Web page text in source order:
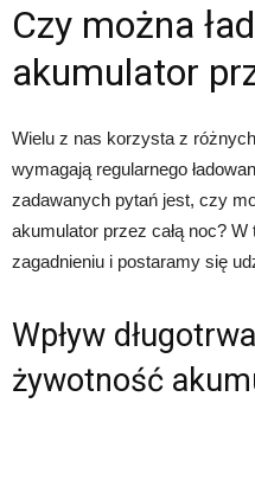
Czy można
akumulator
Wielu z nas korzysta z
wymagają regularnego
zadawanych pytań jest, czy
akumulator przez całą noc?
zagadnieniu i postaramy się
Wpływ
żywotność